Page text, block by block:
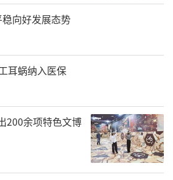
不同的音乐风格，让现场观
到了乐器与声乐的艺术魅
活与未来的美好憧憬。
向好发展态势
耳蜗纳入医保
200余项特色文博